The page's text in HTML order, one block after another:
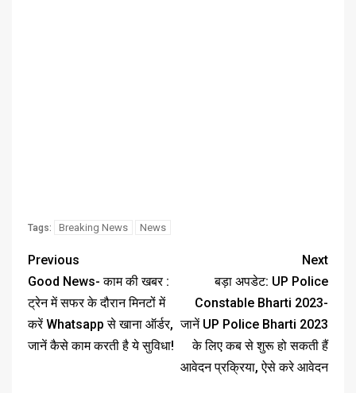
Tags: Breaking News News
Previous
Good News- काम की खबर :
ट्रेन में सफर के दौरान मिनटों में
करें Whatsapp से खाना ऑर्डर,
जानें कैसे काम करती है ये सुविधा!
Next
बड़ा अपडेट: UP Police
Constable Bharti 2023-
जानें UP Police Bharti 2023
के लिए कब से शुरू हो सकती हैं
आवेदन प्रक्रिया, ऐसे करे आवेदन